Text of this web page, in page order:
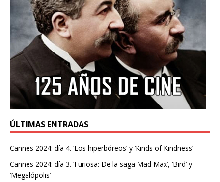
ÚLTIMAS ENTRADAS
Cannes 2024: día 4. ‘Los hiperbóreos’ y ‘Kinds of Kindness’
Cannes 2024: día 3. ‘Furiosa: De la saga Mad Max’, ‘Bird’ y
‘Megalópolis’